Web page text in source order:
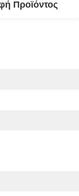
Προϊόντος